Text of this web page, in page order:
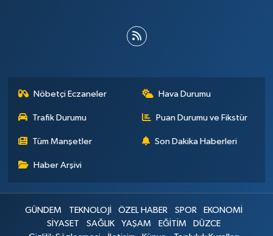
Nöbetçi Eczaneler Hava Durumu
Trafik Durumu Puan Durumu ve Fikstür
Tüm Manşetler Son Dakika Haberleri
Haber Arşivi
GÜNDEM TEKNOLOJİ ÖZEL HABER SPOR
EKONOMİ
SİYASET
SAĞLIK YAŞAM EĞİTİM
DÜZCE